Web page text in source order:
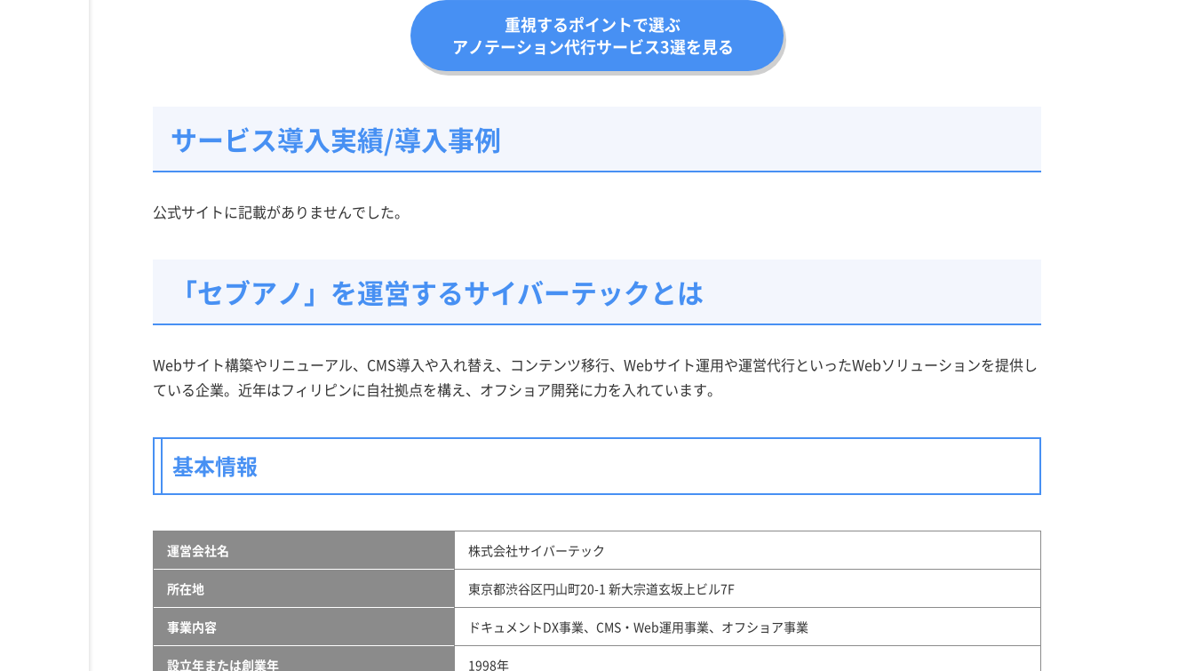
重視するポイントで選ぶ
アノテーション代行サービス3選を見る
サービス導入実績/導入事例
公式サイトに記載がありませんでした。
「セブアノ」を運営するサイバーテックとは
Webサイト構築やリニューアル、CMS導入や入れ替え、コンテンツ移行、Webサイト運用や運営代行といったWebソリューションを提供し
ている企業。近年はフィリピンに自社拠点を構え、オフショア開発に力を入れています。
基本情報
運営会社名 株式会社サイバーテック
所在地 東京都渋谷区円山町20-1 新大宗道玄坂上ビル7F
事業内容 ドキュメントDX事業、CMS・Web運用事業、オフショア事業
設立年または創業年 1998年